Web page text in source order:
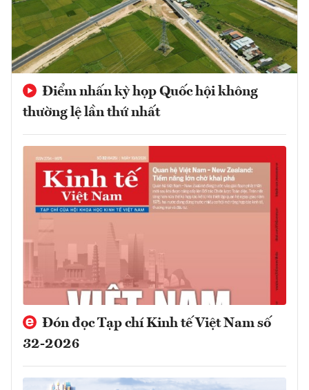
Điểm nhấn kỳ họp Quốc hội không
thường lệ lần thứ nhất
Đón đọc Tạp chí Kinh tế Việt Nam số
32-2026